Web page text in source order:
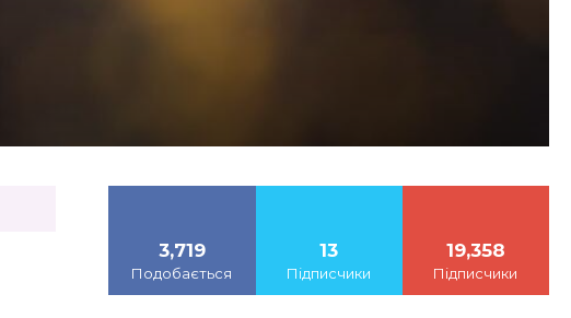
3,719
Подобається
13
Підписчики
19,358
Підписчики